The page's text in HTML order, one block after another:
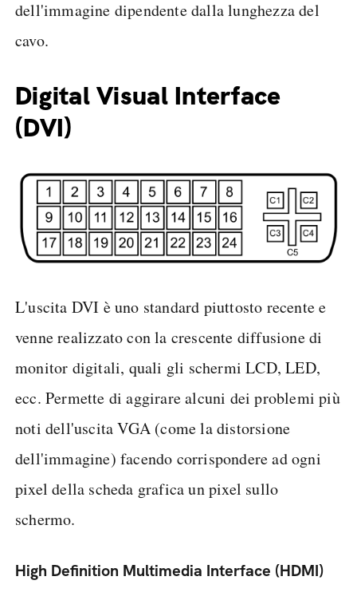
dell'immagine dipendente dalla lunghezza del
cavo.
Digital Visual Interface
(DVI)
L'uscita DVI è uno standard piuttosto recente e
venne realizzato con la crescente diffusione di
monitor digitali, quali gli schermi LCD, LED,
ecc. Permette di aggirare alcuni dei problemi più
noti dell'uscita VGA (come la distorsione
dell'immagine) facendo corrispondere ad ogni
pixel della scheda grafica un pixel sullo
schermo.
High Definition Multimedia Interface (HDMI)